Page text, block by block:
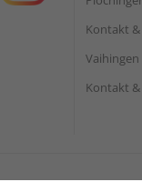
Kontakt
Vaihingen
Kontakt